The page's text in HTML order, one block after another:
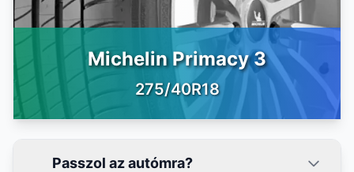
Michelin Primacy 3
275/40R18
Passzol az autómra?